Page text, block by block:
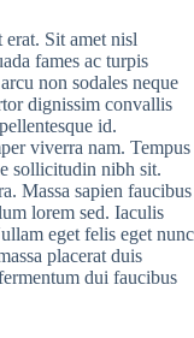
Sit amet nisl
fames ac turpis
non sodales neque
dignissim convallis
id.
viverra nam. Tempus
sollicitudin nibh sit.
Massa sapien faucibus
lorem sed. Iaculis
eget felis eget nunc
placerat duis
dui faucibus